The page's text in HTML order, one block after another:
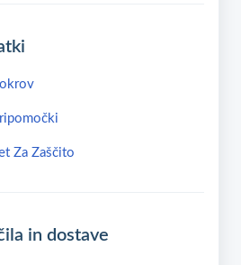
Za Zaščito
in dostave